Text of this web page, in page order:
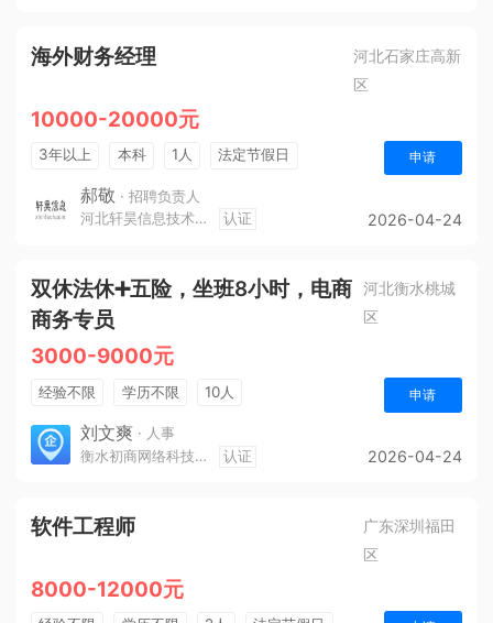
海外财务经理
河北石家庄高新
区
10000-20000元
3年以上 本科 1人
法定节假日
休假制度
五险一金
申请
郝敬 · 招聘负责人
河北轩昊信息技术有限公司
认证 2026-04-24
双休法休➕五险，坐班8小时，电商
商务专员
河北衡水桃城
区
3000-9000元
经验不限 学历不限 10人 申请
刘文爽 · 人事
衡水初商网络科技有限公司
认证 2026-04-24
软件工程师
广东深圳福田
区
8000-12000元